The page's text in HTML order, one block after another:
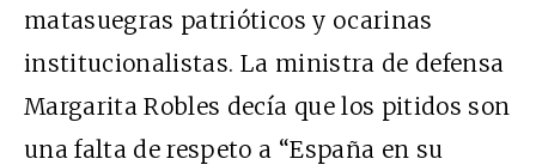
matasuegras patrióticos y ocarinas
institucionalistas. La ministra de defensa
Margarita Robles decía que los pitidos son
una falta de respeto a “España en su